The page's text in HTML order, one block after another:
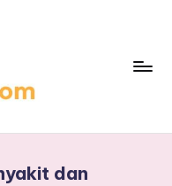
dan